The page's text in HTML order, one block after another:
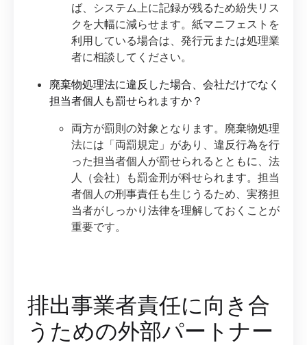
ば、システム上に記録が残るため紛失リス
クを大幅に減らせます。紙マニフェストを
利用している場合は、発行元または処理業
者に相談してください。
廃棄物処理法に違反した場合、会社だけでなく
担当者個人も罰せられますか？
両方が罰則の対象となります。廃棄物処理
法には「両罰規定」があり、違反行為を行
った担当者個人が罰せられるとともに、法
人（会社）も罰金刑が科せられます。担当
者個人の刑事責任も生じうるため、実務担
当者がしっかり法律を理解しておくことが
重要です。
排出事業者責任に向き合
うための外部パートナー